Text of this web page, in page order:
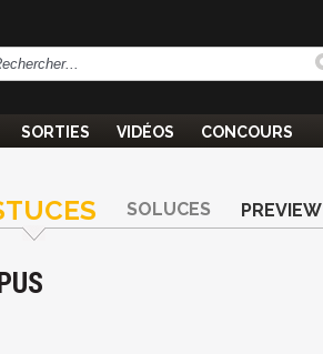
SORTIES VIDÉOS CONCOURS
SOLUCES PREVIEW